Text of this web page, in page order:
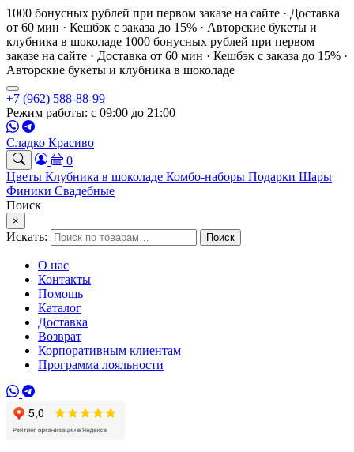
1000 бонусных рублей при первом заказе на сайте · Доставка
от 60 мин · Кешбэк с заказа до 15% · Авторские букеты и
клубника в шоколаде 1000 бонусных рублей при первом
заказе на сайте · Доставка от 60 мин · Кешбэк с заказа до 15% ·
Авторские букеты и клубника в шоколаде
+7 (962) 588-88-99
Режим работы: с 09:00 до 21:00
Сладко Красиво
0
Цветы Клубника в шоколаде Комбо-наборы Подарки Шары
Финики Свадебные
Поиск
×
Искать: Поиск
О нас
Контакты
Помощь
Каталог
Доставка
Возврат
Корпоративным клиентам
Программа лояльности